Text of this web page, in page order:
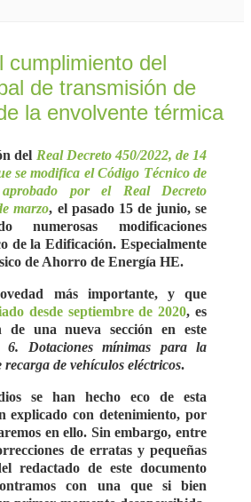
cumplimiento del
de transmisión de
la envolvente térmica
del Real Decreto 450/2022, de 14
se modifica el Código Técnico de
por el Real Decreto
marzo, el pasado 15 de junio, se
numerosas modificaciones
de la Edificación. Especialmente
de Ahorro de Energía HE.
más importante, y que
desdeseptiembre de 2020, es
de una nueva sección en este
6. Dotaciones mínimas para la
de vehículos eléctricos.
se han hecho eco de esta
explicado con detenimiento, por
en ello. Sin embargo, entre
de erratas y pequeñas
redactado de este documento
con una que si bien